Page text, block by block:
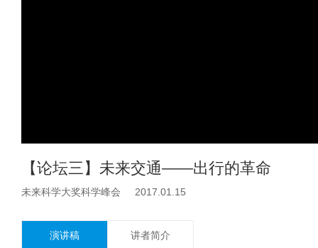
【论坛三】未来交通——出行的革命
未来科学大奖科学峰会 2017.01.15
演讲稿 讲者简介